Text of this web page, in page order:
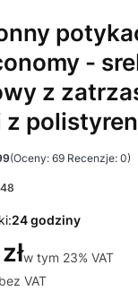
-
z
z
(Oceny: 69 Recenzje: 0)
24 godziny
w tym 23% VAT
w tym 23% VAT
bez VAT